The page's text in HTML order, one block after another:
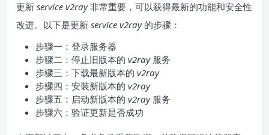
更新 service v2ray非常重要，可以获得最新的功能和安全性
改进。以下是更新 service v2ray的步骤：
步骤一：登录服务器
步骤二：停止旧版本的 v2ray服务
步骤三：下载最新版本的 v2ray
步骤四：安装新版本的 v2ray
步骤五：启动新版本的 v2ray服务
步骤六：验证更新是否成功